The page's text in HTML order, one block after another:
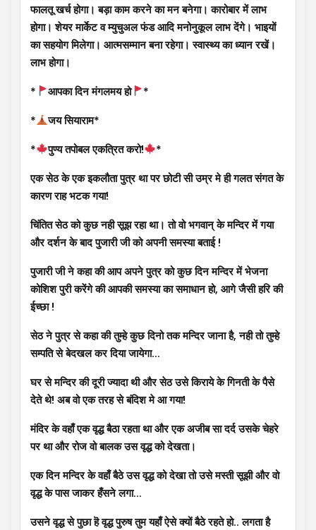
फालतू खर्च होगा। बड़ा काम करने का मन बनेगा। कारोबार में लाभ
होगा। शेयर मार्केट व म्युचुअल फंड आदि मनोनुकूल लाभ देंगे। भाइयों
का सहयोग मिलेगा। आत्मसम्मान बना रहेगा। स्वास्थ्य का ध्यान रखें।
लाभ होगा।
* आपका दिन मंगलमय हो *
* जय सियाराम*
* पुण्य तपोबल एकत्रित करो! *
एक सेठ के एक इकलौता पुत्र था पर छोटी सी उम्र मे ही गलत संगत के
कारण राह भटक गया!
चिंतित सेठ को कुछ नही सूझ रहा था। तो वो भगवान् के मन्दिर में गया
और दर्शन के बाद पुजारी जी को अपनी समस्या बताई !
पुजारी जी ने कहा की आप अपने पुत्र को कुछ दिन मन्दिर में भेजना
कोशिश पुरी करेंगे की आपकी समस्या का समाधान हो, आगे जैसी हरि की
ईच्छा !
सेठ ने पुत्र से कहा की तुम्हे कुछ दिनो तक मन्दिर जाना है, नही तो तुम्हे
सम्पति से बेदखल कर दिया जायेगा…
घर से मन्दिर की दूरी ज्यादा थी और सेठ उसे किराये के गिनती के पैसे
देते थे! अब वो एक तरह से बंदिश मे आ गया!
मंदिर के वहाँ एक वृद्ध बैठा रहता था और एक अजीब सा दर्द उसके चेहरे
पर था और रोज वो बालक उस वृद्ध को देखता।
एक दिन मन्दिर के वहाँ बैठे उस वृद्ध को देखा तो उसे मस्ती सूझी और वो
वृद्ध के पास जाकर हँसने लगा…
उसने वृद्ध से पुछा हॆ वृद्ध पुरुष तुम यहाँ ऐसे क्यों बैठे रहते हो.. लगता है